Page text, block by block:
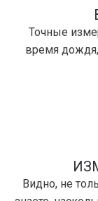
Точные
время
Видно, не